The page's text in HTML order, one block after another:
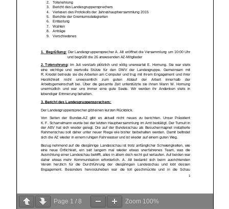
Page 1 / 8 Zoom 100%